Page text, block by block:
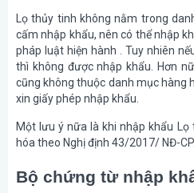
Lọ thủy tinh không nằm trong
cấm nhập khẩu, nên có thể nhập
pháp luật hiện hành . Tuy nhiên
thì không được nhập khẩu. Hơn
cũng không thuộc danh mục hàng
xin giấy phép nhập khẩu.
Một lưu ý nữa là khi nhập khẩu
hóa theo Nghị định 43/2017/ NĐ-CP.
Bộ chứng từ nhập